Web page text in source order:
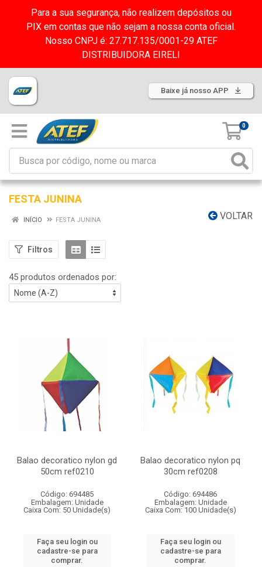
Para a sua segurança, não realizem depósitos ou
PIX em contas que não sejam a nossa conta oficial.
Nosso CNPJ é: 27.717.135/0001-29 ATEF
DISTRIBUIDORA EIRELI
Baixe já nosso APP
0
FESTA JUNINA
VOLTAR
INÍCIO FESTA JUNINA
Filtros
45 produtos ordenados por:
Balao decoratico nylon gd
50cm ref0210
Código: 694485
Embalagem: Unidade
Caixa Com: 50 Unidade(s)
Faça seu login ou
cadastre-se para
comprar.
Balao decoratico nylon pq
30cm ref0208
Código: 694486
Embalagem: Unidade
Caixa Com: 100 Unidade(s)
Faça seu login ou
cadastre-se para
comprar.